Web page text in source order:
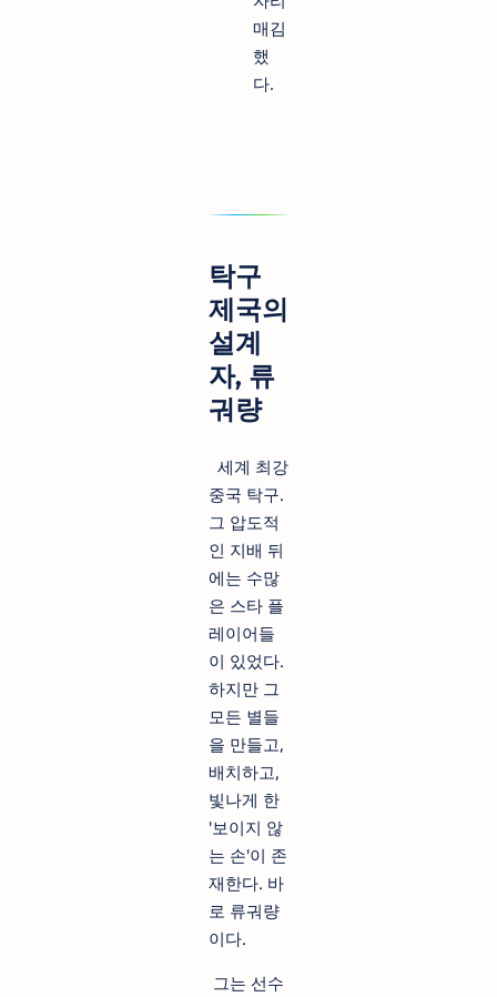
매김
했
다.
탁구
제국의
설계
자, 류
궈량
세계 최강
중국 탁구.
그 압도적
인 지배 뒤
에는 수많
은 스타 플
레이어들
이 있었다.
하지만 그
모든 별들
을 만들고,
배치하고,
빛나게 한
'보이지 않
는 손'이 존
재한다. 바
로 류궈량
이다.
그는 선수